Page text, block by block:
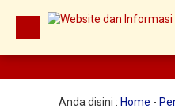
Anda disini : Home -